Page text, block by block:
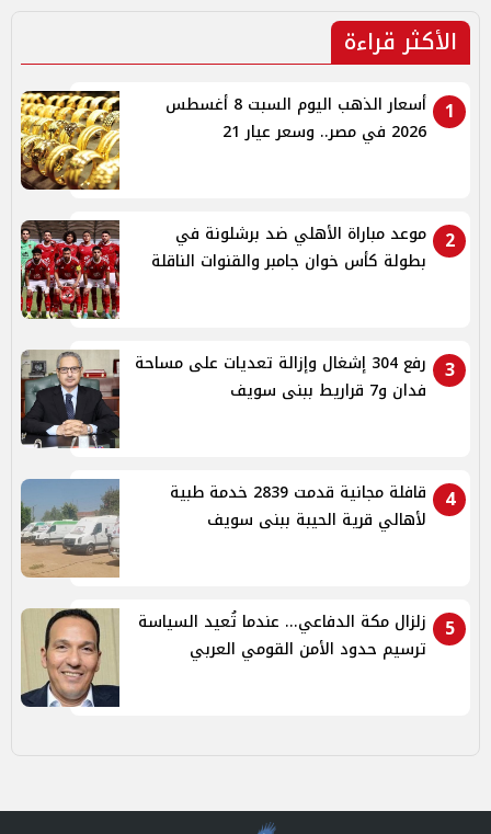
الأكثر قراءة
1
أسعار الذهب اليوم السبت 8 أغسطس
2026 في مصر.. وسعر عيار 21
2
موعد مباراة الأهلي ضد برشلونة في
بطولة كأس خوان جامبر والقنوات الناقلة
3
رفع 304 إشغال وإزالة تعديات على مساحة
فدان و7 قراريط ببنى سويف
4
قافلة مجانية قدمت 2839 خدمة طبية
لأهالي قرية الحيبة ببنى سويف
5
زلزال مكة الدفاعي... عندما تُعيد السياسة
ترسيم حدود الأمن القومي العربي